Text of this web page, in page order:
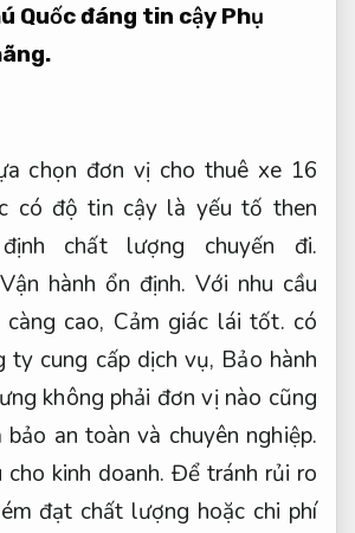
Quốc đáng tin cậy Phụ
chọn đơn vị cho thuê xe 16
có độ tin cậy là yếu tố then
chất lượng chuyến đi.
Vận hành ổn định. Với nhu cầu
cao, Cảm giác lái tốt. có
ty cung cấp dịch vụ, Bảo hành
không phải đơn vị nào cũng
an toàn và chuyên nghiệp.
kinh doanh. Để tránh rủi ro
đạt chất lượng hoặc chi phí